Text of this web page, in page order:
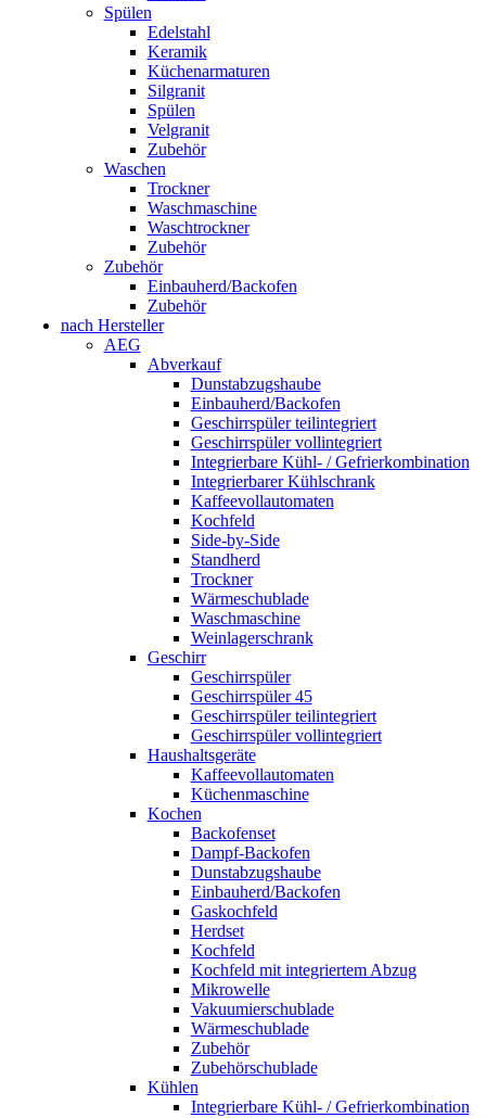
Spülen
Edelstahl
Keramik
Küchenarmaturen
Silgranit
Spülen
Velgranit
Zubehör
Waschen
Trockner
Waschmaschine
Waschtrockner
Zubehör
Zubehör
Einbauherd/Backofen
Zubehör
nach Hersteller
AEG
Abverkauf
Dunstabzugshaube
Einbauherd/Backofen
Geschirrspüler teilintegriert
Geschirrspüler vollintegriert
Integrierbare Kühl- / Gefrierkombination
Integrierbarer Kühlschrank
Kaffeevollautomaten
Kochfeld
Side-by-Side
Standherd
Trockner
Wärmeschublade
Waschmaschine
Weinlagerschrank
Geschirr
Geschirrspüler
Geschirrspüler 45
Geschirrspüler teilintegriert
Geschirrspüler vollintegriert
Haushaltsgeräte
Kaffeevollautomaten
Küchenmaschine
Kochen
Backofenset
Dampf-Backofen
Dunstabzugshaube
Einbauherd/Backofen
Gaskochfeld
Herdset
Kochfeld
Kochfeld mit integriertem Abzug
Mikrowelle
Vakuumierschublade
Wärmeschublade
Zubehör
Zubehörschublade
Kühlen
Integrierbare Kühl- / Gefrierkombination